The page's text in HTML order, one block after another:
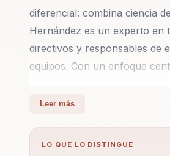
diferencial: combina ciencia
Hernández es un experto en
directivos y responsables de
equipos. Con un enfoque
Bernardo Hernández es un
cohesión de equipos. Con
Leer más
LO QUE LO DISTINGUE